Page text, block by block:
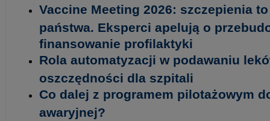
Vaccine Meeting 2026: szczepienia
państwa. Eksperci apelują o
finansowanie profilaktyki
Rola automatyzacji w podawaniu
oszczędności dla szpitali
Co dalej z programem pilotażowym
awaryjnej?